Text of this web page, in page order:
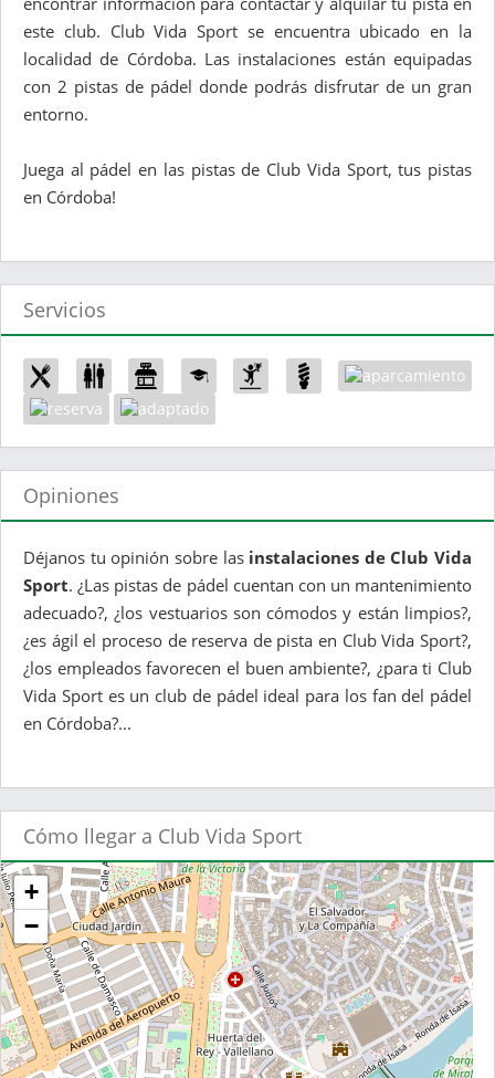
este club. Club Vida Sport se encuentra ubicado en la
localidad de Córdoba. Las instalaciones están equipadas
con 2 pistas de pádel donde podrás disfrutar de un gran
entorno.
Juega al pádel en las pistas de Club Vida Sport, tus pistas
en Córdoba!
Servicios
Opiniones
Déjanos tu opinión sobre las instalaciones de Club Vida
Sport. ¿Las pistas de pádel cuentan con un mantenimiento
adecuado?, ¿los vestuarios son cómodos y están limpios?,
¿es ágil el proceso de reserva de pista en Club Vida Sport?,
¿los empleados favorecen el buen ambiente?, ¿para ti Club
Vida Sport es un club de pádel ideal para los fan del pádel
en Córdoba?...
Cómo llegar a Club Vida Sport
+
−